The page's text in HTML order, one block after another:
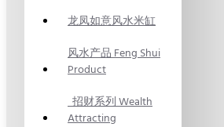
龙凤如意风水米缸
风水产品 Feng Shui
Product
招财系列 Wealth
Attracting